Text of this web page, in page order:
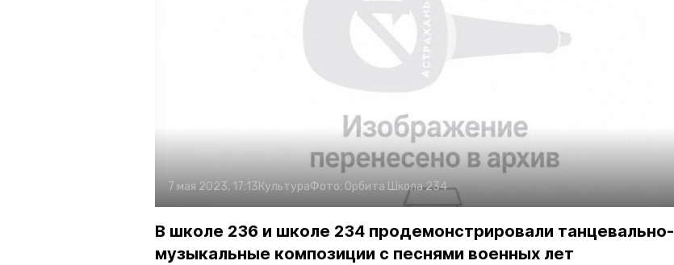
7 мая 2023, 17:13КультураФото: Орбита Школа 234
В школе 236 и школе 234 продемонстрировали танцевально-
музыкальные композиции с песнями военных лет